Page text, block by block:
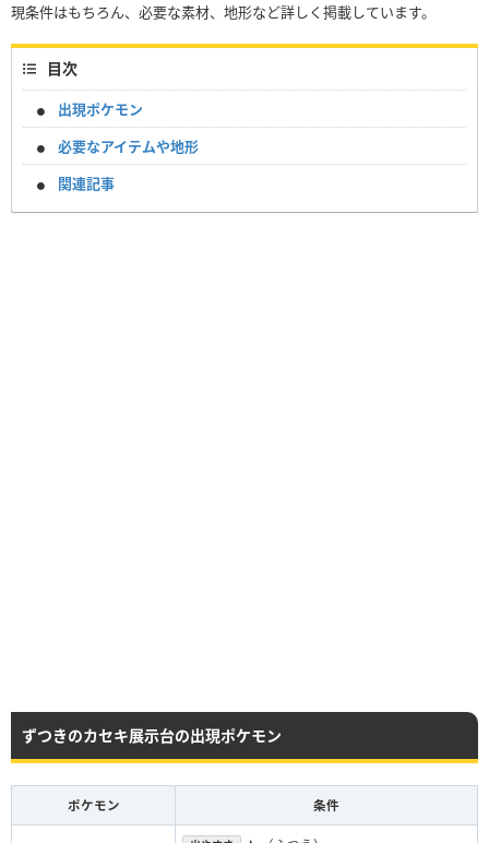
現条件はもちろん、必要な素材、地形など詳しく掲載しています。
目次
出現ポケモン
必要なアイテムや地形
関連記事
ずつきのカセキ展示台の出現ポケモン
ポケモン 条件